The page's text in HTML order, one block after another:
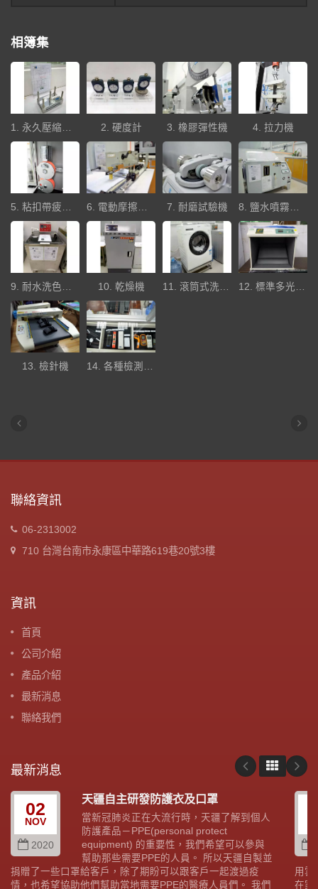
相簿集
1. 永久壓縮歪度測試器 2. 硬度計 3. 橡膠彈性機 4. 拉力機
5. 粘扣帶疲勞試驗機 (單純的AB扣) 6. 電動摩擦脫色試驗機 7. 耐磨試驗機 8. 鹽水噴霧試驗機
9. 耐水洗色牢度機 10. 乾燥機 11. 滾筒式洗衣機 12. 標準多光源對色燈
13. 檢針機 14. 各種檢測儀器
聯絡資訊
06-2313002
710 台灣台南市永康區中華路619巷20號3樓
資訊
首頁
公司介紹
產品介紹
最新消息
聯絡我們
最新消息
02
NOV
2020
天疆自主研發防護衣及口罩
當新冠肺炎正在大流行時，天疆了解到個人
防護產品－PPE(personal protect
equipment) 的重要性，我們希望可以參與
幫助那些需要PPE的人員。 所以天疆自製並
捐贈了一些口罩給客戶，除了期盼可以跟客戶一起渡過疫
情，也希望協助他們幫助當地需要PPE的醫療人員們。 我們
用雲
在家